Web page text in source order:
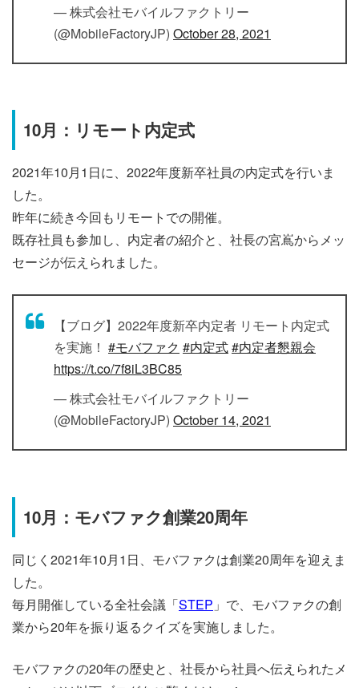
— 株式会社モバイルファクトリー
(@MobileFactoryJP) October 28, 2021
10月：リモート内定式
2021年10月1日に、2022年度新卒社員の内定式を行いま
した。
昨年に続き今回もリモートでの開催。
既存社員も参加し、内定者の紹介と、社長の宮嶌からメッ
セージが伝えられました。
【ブログ】2022年度新卒内定者 リモート内定式
を実施！ #モバファク #内定式#内定者懇親会
https://t.co/7f8iL3BC85
— 株式会社モバイルファクトリー
(@MobileFactoryJP) October 14, 2021
10月：モバファク創業20周年
同じく2021年10月1日、モバファクは創業20周年を迎えま
した。
毎月開催している全社会議「STEP 」で、モバファクの創
業から20年を振り返るクイズを実施しました。
モバファクの20年の歴史と、社長から社員へ伝えられたメ